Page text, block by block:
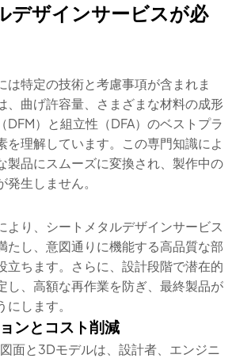
デザインサービスが必
は特定の技術と考慮事項が含まれま
、曲げ許容量、さまざまな材料の成形
DFM）と組立性（DFA）のベストプラ
を理解しています。この専門知識によ
製品にスムーズに変換され、製作中の
生しません。
より、シートメタルデザインサービス
たし、意図通りに機能する高品質な部
立ちます。さらに、設計段階で潜在的
し、高額な再作業を防ぎ、最終製品が
します。
ンとコスト削減
面と3Dモデルは、設計者、エンジニ